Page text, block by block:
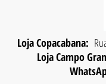
Loja Copacabana:
Loja Campo